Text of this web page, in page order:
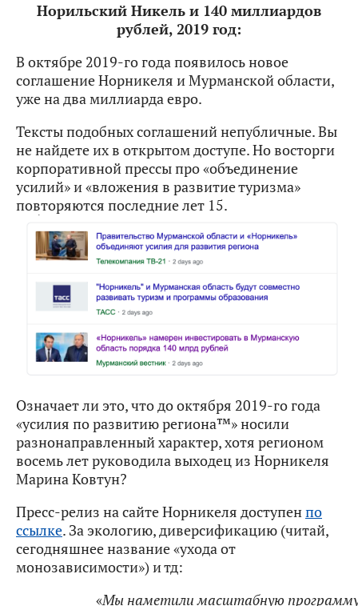
Норильский Никель и 140 миллиардов
рублей, 2019 год:
В октябре 2019-го года появилось новое
соглашение Норникеля и Мурманской области,
уже на два миллиарда евро.
Тексты подобных соглашений непубличные. Вы
не найдете их в открытом доступе. Но восторги
корпоративной прессы про «объединение
усилий» и «вложения в развитие туризма»
повторяются последние лет 15.
Означает ли это, что до октября 2019-го года
«усилия по развитию региона™» носили
разнонаправленный характер, хотя регионом
восемь лет руководила выходец из Норникеля
Марина Ковтун?
Пресс-релиз на сайте Норникеля доступенпо
ссылке. За экологию, диверсификацию (читай,
сегодняшнее название «ухода от
монозависимости») и тд:
«Мы наметили масштабную